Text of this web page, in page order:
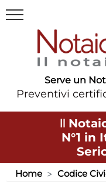
Serve un
Preventivi
Il
N°1 in
Home Codice